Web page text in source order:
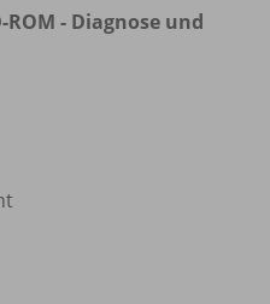
- Diagnose und